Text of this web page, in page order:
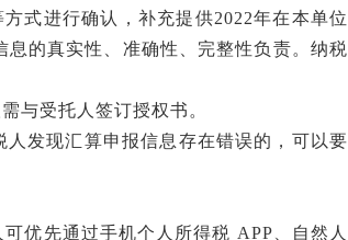
式进行确认，补充提供2022年在本单位
的真实性、准确性、完整性负责。纳税
与受托人签订授权书。
发现汇算申报信息存在错误的，可以要
优先通过手机个人所得税 APP、自然人